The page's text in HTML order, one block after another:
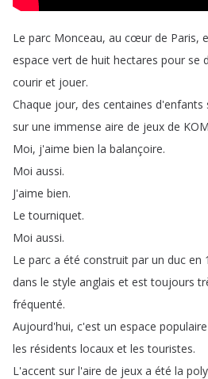
Le parc Monceau, au cœur de Paris,
espace vert de huit hectares pour se
courir et jouer.
Chaque jour, des centaines d'enfants
sur une immense aire de jeux de
Moi, j'aime bien la balançoire.
Moi aussi.
J'aime bien.
Le tourniquet.
Moi aussi.
Le parc a été construit par un duc en
dans le style anglais et est toujours
fréquenté.
Aujourd'hui, c'est un espace populaire
les résidents locaux et les touristes.
L'accent sur l'aire de jeux a été la